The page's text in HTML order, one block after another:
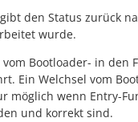
den Status zurück
wurde.
Bootloader- in den
Ein Welchsel vom
möglich wenn Entry-
und korrekt sind.